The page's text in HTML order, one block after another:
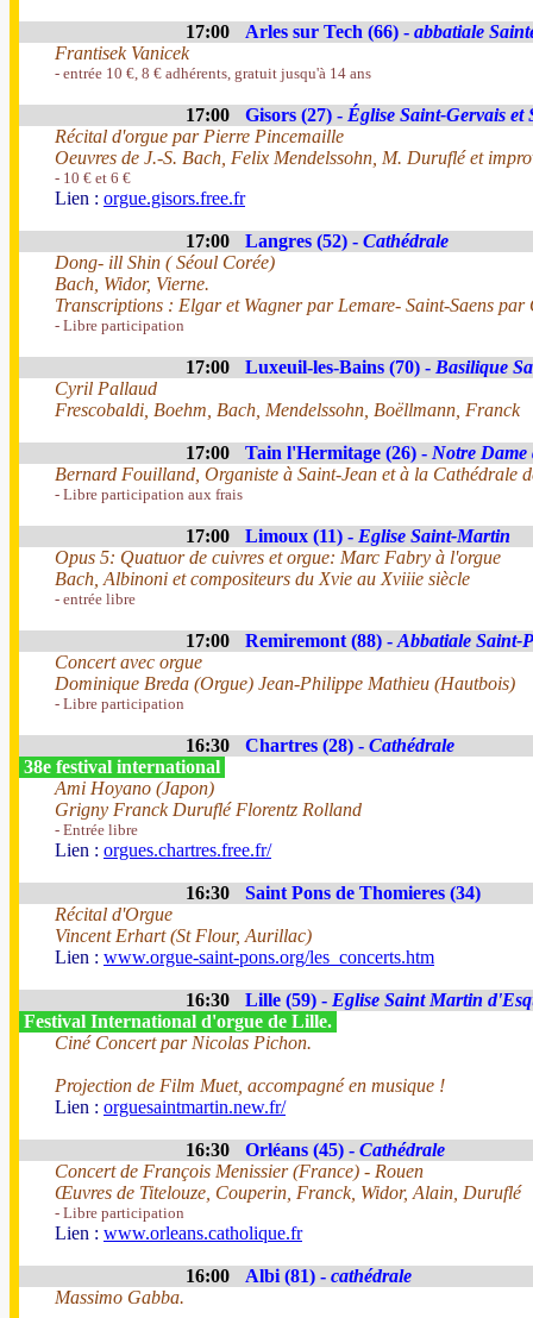
17:00 Arles sur Tech (66) - abbatiale
Frantisek Vanicek
- entrée 10 €, 8 € adhérents, gratuit jusqu'à 14 ans
17:00 Gisors (27) - Église Saint-Gervais et
Récital d'orgue par Pierre Pincemaille
Oeuvres de J.-S. Bach, Felix Mendelssohn, M. Duruflé et
- 10 € et 6 €
Lien : orgue.gisors.free.fr
17:00 Langres (52) - Cathédrale
Dong- ill Shin ( Séoul Corée)
Bach, Widor, Vierne.
Transcriptions : Elgar et Wagner par Lemare- Saint-Saens par
- Libre participation
17:00 Luxeuil-les-Bains (70) - Basilique
Cyril Pallaud
Frescobaldi, Boehm, Bach, Mendelssohn, Boëllmann, Franck
17:00 Tain l'Hermitage (26) - Notre
Bernard Fouilland, Organiste à Saint-Jean et à la Cathédrale
- Libre participation aux frais
17:00 Limoux (11) - Eglise Saint-Martin
Opus 5: Quatuor de cuivres et orgue: Marc Fabry à l'orgue
Bach, Albinoni et compositeurs du Xvie au Xviiie siècle
- entrée libre
17:00 Remiremont (88) - Abbatiale Saint-
Concert avec orgue
Dominique Breda (Orgue) Jean-Philippe Mathieu (Hautbois)
- Libre participation
16:30 Chartres (28) - Cathédrale
38e festival international
Ami Hoyano (Japon)
Grigny Franck Duruflé Florentz Rolland
- Entrée libre
Lien : orgues.chartres.free.fr/
16:30
Saint Pons de Thomieres (34)
Récital d'Orgue
Vincent Erhart (St Flour, Aurillac)
Lien : www.orgue-saint-pons.org/les_concerts.htm
16:30 Lille (59) - Eglise Saint Martin
Festival International d'orgue de Lille.
Ciné Concert par Nicolas Pichon.
Projection de Film Muet, accompagné en musique !
Lien : orguesaintmartin.new.fr/
16:30 Orléans (45) - Cathédrale
Concert de François Menissier (France) - Rouen
Œuvres de Titelouze, Couperin, Franck, Widor, Alain, Duruflé
- Libre participation
Lien : www.orleans.catholique.fr
16:00 Albi (81) - cathédrale
Massimo Gabba.